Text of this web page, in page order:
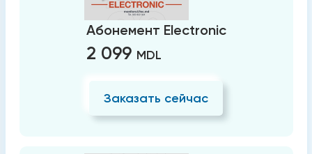
Абонемент Electronic
2 099 MDL
Заказать сейчас